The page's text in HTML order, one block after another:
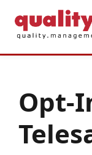
Inhalt
springen
Opt-